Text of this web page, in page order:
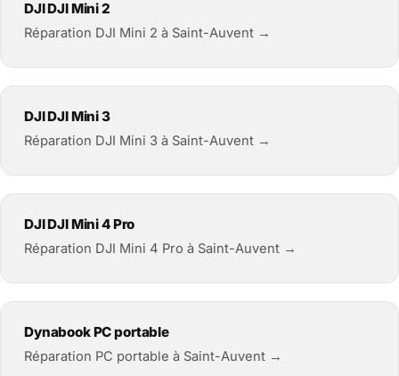
DJI DJI Mini 2
Réparation DJI Mini 2 à Saint-Auvent →
DJI DJI Mini 3
Réparation DJI Mini 3 à Saint-Auvent →
DJI DJI Mini 4 Pro
Réparation DJI Mini 4 Pro à Saint-Auvent →
Dynabook PC portable
Réparation PC portable à Saint-Auvent →